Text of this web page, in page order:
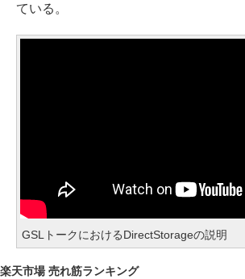
ている。
GSLトークにおけるDirectStorageの説明
楽天市場 売れ筋ランキング